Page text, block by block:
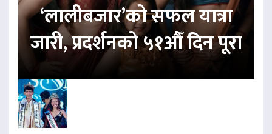
‘लालीबजार’को सफल यात्रा
जारी, प्रदर्शनको ५१औँ दिन पूरा